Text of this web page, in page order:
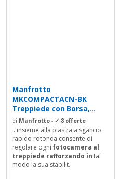
Manfrotto
MKCOMPACTACN-BK
Treppiede con Borsa,
Testa Ibrida per
Fotografia e...
di Manfrotto - ✓ 8 offerte
...insieme alla piastra a sgancio
rapido rotonda consente di
regolare ogni fotocamera al
treppiede rafforzando in tal
modo la sua stabilit.